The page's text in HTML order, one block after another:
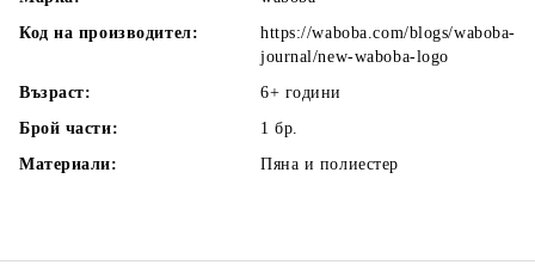
Код на производител:
https://waboba.com/blogs/waboba-
journal/new-waboba-logo
Възраст:
6+ години
Брой части:
1бр.
Материали:
Пяна и полиестер